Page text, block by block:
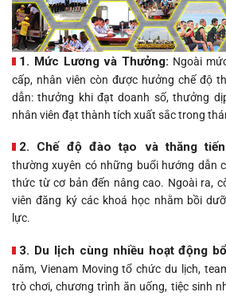
1. Mức Lương và Thưởng: Ngoài
cấp, nhân viên còn được hưởng chế độ
dẫn: thưởng khi đạt doanh số, thưởng
nhân viên đạt thành tích xuất sắc trong
2. Chế độ đào tạo và thăng
thường xuyên có những buổi hướng dẫn
thức từ cơ bản đến nâng cao. Ngoài ra,
viên đăng ký các khoá học nhằm bồi
lực.
3. Du lịch cùng nhiều hoạt động
năm, Vienam Moving tổ chức du lịch,
trò chơi, chương trình ăn uống, tiệc sinh